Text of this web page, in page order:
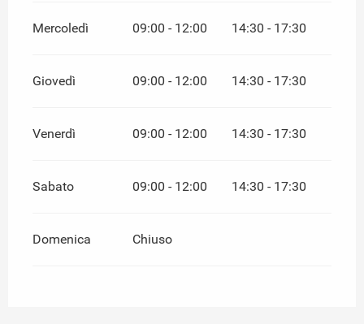
Mercoledì 09:00 - 12:00 14:30 - 17:30
Giovedì 09:00 - 12:00 14:30 - 17:30
Venerdì 09:00 - 12:00 14:30 - 17:30
Sabato 09:00 - 12:00 14:30 - 17:30
Domenica Chiuso